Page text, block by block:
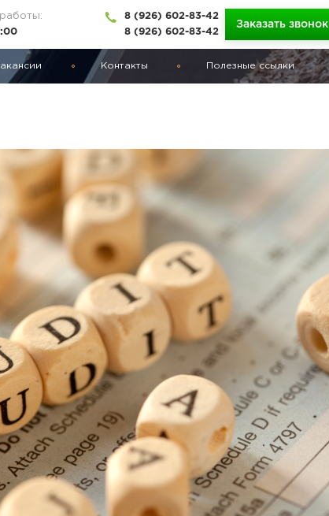
8 (926) 602-83-42
8 (926) 602-83-42
Заказать звонок
Контакты Полезные ссылки